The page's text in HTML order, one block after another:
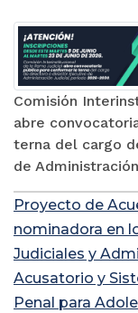
Comisión
abre
terna del cargo
de
Proyecto de
nominadora en
Judiciales y
Acusatorio y
Penal para